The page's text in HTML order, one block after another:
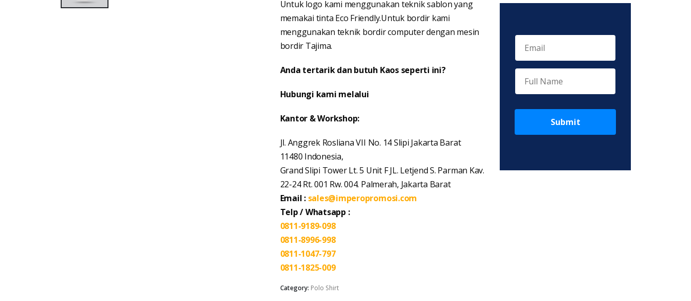
Untuk logo kami menggunakan teknik sablon yang
memakai tinta Eco Friendly.Untuk bordir kami
menggunakan teknik bordir computer dengan mesin
bordir Tajima.
Anda tertarik dan butuh Kaos seperti ini?
Hubungi kami melalui
Kantor & Workshop:
Jl. Anggrek Rosliana VII No. 14 Slipi Jakarta Barat
11480 Indonesia,
Grand Slipi Tower Lt. 5 Unit F JL. Letjend S. Parman Kav.
22-24 Rt. 001 Rw. 004. Palmerah, Jakarta Barat
Email : sales@imperopromosi.com
Telp / Whatsapp :
0811-9189-098
0811-8996-998
0811-1047-797
0811-1825-009
Category: Polo Shirt
Submit